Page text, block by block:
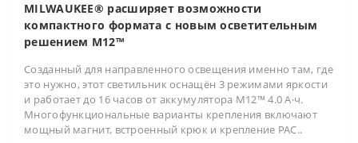
MILWAUKEE® расширяет возможности
компактного формата с новым осветительным
решением M12™
Созданный для направленного освещения именно там, где
это нужно, этот светильник оснащён 3 режимами яркости
и работает до 16 часов от аккумулятора M12™ 4.0 А·ч.
Многофункциональные варианты крепления включают
мощный магнит, встроенный крюк и крепление PAC..